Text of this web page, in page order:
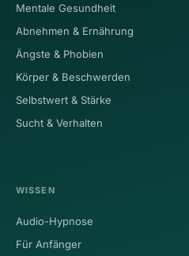
Mentale Gesundheit
Abnehmen & Ernährung
Ängste & Phobien
Körper & Beschwerden
Selbstwert & Stärke
Sucht & Verhalten
WISSEN
Audio-Hypnose
Für Anfänger